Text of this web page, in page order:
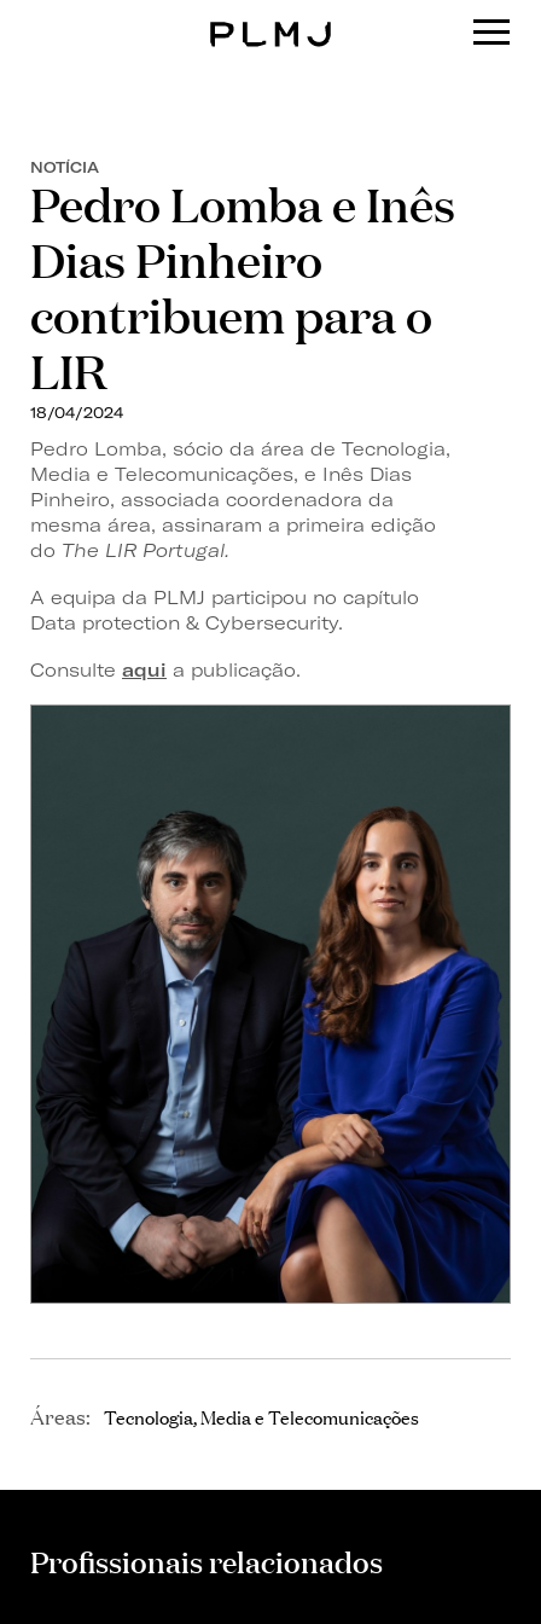
NOTÍCIA
Pedro Lomba e Inês
Dias Pinheiro
contribuem para o
LIR
18/04/2024
Pedro Lomba, sócio da área de Tecnologia,
Media e Telecomunicações, e Inês Dias
Pinheiro, associada coordenadora da
mesma área, assinaram a primeira edição
do The LIR Portugal.
A equipa da PLMJ participou no capítulo
Data protection & Cybersecurity.
Consulte aqui a publicação.
Áreas: Tecnologia, Media e Telecomunicações
Profissionais relacionados